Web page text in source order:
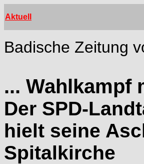
Aktuell
Badische Zeitung
... Wahlkampf
Der SPD-
hielt seine
Spitalkirche